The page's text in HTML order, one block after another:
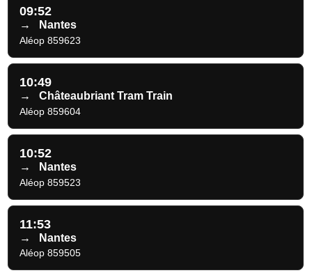
09:52
→ Nantes
Aléop 859623
10:49
→ Châteaubriant Tram Train
Aléop 859604
10:52
→ Nantes
Aléop 859523
11:53
→ Nantes
Aléop 859505